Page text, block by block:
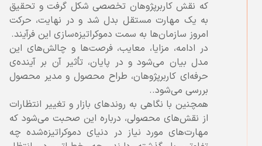
که نقش کاربرپژوهان تخصصی شکل گرفت و تحقیق
به یک مهارت مستقل بدل شد و در نهایت، حرکت
در ادامه، مزایا، معایب، فرصت‌ها و چالش‌های این
مدل بیان می‌شود و در پایان، تأثیر آن بر آینده‌ی
حرفه‌ای کاربرپژوهان، طراح محصول و مدیر محصول
همچنین با نگاهی به روندهای بازار و تغییر انتظارات
از نقش‌های محصولی، درباره این صحبت می‌شود که
مهارت‌های مورد نیاز در دنیای دموکراتیزه‌شده چه